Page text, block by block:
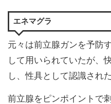
エネマグラ
元々は前立腺ガンを予防
して用いられていたが、
し、性具として認識され
前立腺をピンポイントで